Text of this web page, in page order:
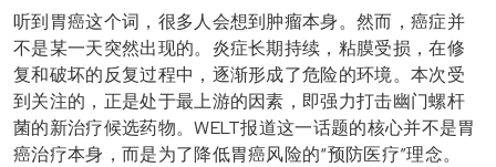
听到胃癌这个词，很多人会想到肿瘤本身。然而，癌症并
不是某一天突然出现的。炎症长期持续，粘膜受损，在修
复和破坏的反复过程中，逐渐形成了危险的环境。本次受
到关注的，正是处于最上游的因素，即强力打击幽门螺杆
菌的新治疗候选药物。WELT报道这一话题的核心并不是胃
癌治疗本身，而是为了降低胃癌风险的“预防医疗”理念。